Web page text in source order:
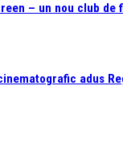
– un nou club
adus